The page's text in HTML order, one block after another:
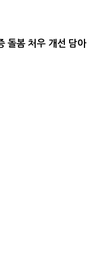
돌봄 처우 개선 담아